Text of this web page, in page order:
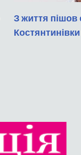
З життя пішов